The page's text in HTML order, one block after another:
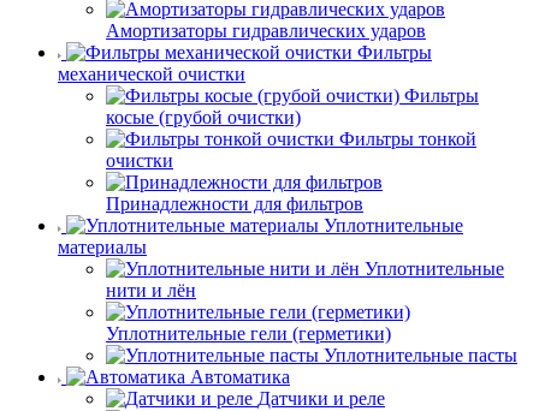
Амортизаторы гидравлических ударов
Фильтры
механической очистки
Фильтры
косые (грубой очистки)
Фильтры тонкой
очистки
Принадлежности для фильтров
Уплотнительные
материалы
Уплотнительные
нити и лён
Уплотнительные гели (герметики)
Уплотнительные пасты
Автоматика
Датчики и реле